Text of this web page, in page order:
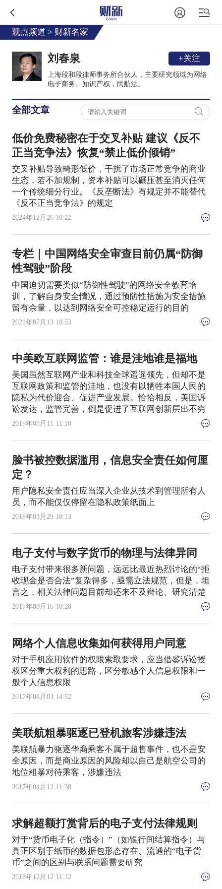
观点频道 > 财新名家
刘春泉 +关注
上海段和段律师事务所合伙人，主要研究领域为网络
电子商务、知识产权，民航法。
全部文章
低价免费秘密在于交叉补贴 建议《反不
正当竞争法》恢复“禁止低价倾销”
交叉补贴导致畸形低价，干扰了市场正常竞争的商业
生态，若不加规制，资本补贴可以碾压甚至消灭任何
一个传统细分行业。《反垄断法》有规定并不能替代
《反不正当竞争法》的规定
2024年12月26 10:22
专栏｜中国网络安全审查目前仍属“防御
性驾驶”阶段
中国迫切需要类似“防御性驾驶”的网络安全教育培
训，了解自身安全情况，通过预防性措施为安全措施
留有余量，以达到网络安全可控稳定运行的目的
2021年07月13 10:53
中美欧互联网监管：谁是洼地谁是福地
美国虽然互联网产业和科技全球遥遥领先，但却不是
互联网政策和监管的洼地，也没有以牺牲本国人民的
隐私为代价迎合、促进产业发展。恰恰相反，美国诉
讼发达，监管完善，倒是促进了互联网创新层出不穷
2019年03月11 11:10
脸书被控数据滥用，信息安全责任如何厘
定？
用户隐私安全责任应当深入企业从技术到管理所有人
员，而不能仅仅停留在隐私政策纸面上
2018年03月29 10:13
电子支付与数字货币的物理与法律异同
电子支付带来很多新问题，远远比最近热烈讨论的“拒
收现金是否合法”复杂得多，亟需立法规范，但是，坦
言之，相关法律问题目前却还来不及辩论、研究清楚
2017年08月16 10:28
网络个人信息收集如何获得用户同意
对于手机应用软件的权限索取要求，应当借鉴诉讼授
权区分重大权利的思路，区分敏感个人信息权限和一
般个人信息权限
2017年08月03 14:52
美联航粗暴驱逐已登机旅客涉嫌违法
美联航暴力驱逐华裔乘客不属于超售事件，也不是安
全原因，而是商业原因的风险却以自己是航空公司的
地位粗暴对待乘客，涉嫌违法
2017年04月12 11:38
求解超额打赏背后的电子支付法律规则
对于“货币电子化（指令）”（如银行间结算指令）与
真正区别于纸币的数据包形态存在、流通的“电子货
币”之间的区别与联系问题需要研究
2016年12月12 11:12